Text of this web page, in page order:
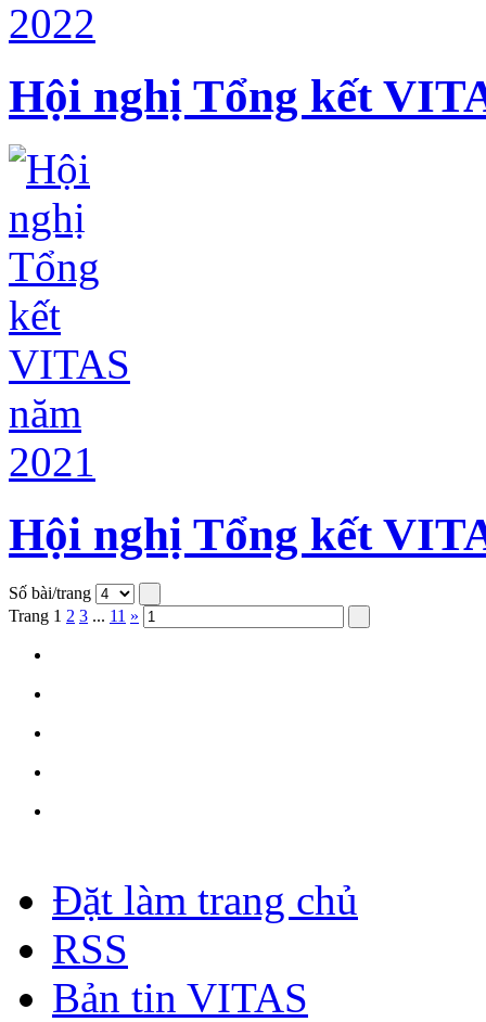
Hội nghị Tổng kết
Hội nghị Tổng kết
Số bài/trang
Trang 1 2 3 ... 11 »
Đặt làm trang chủ
RSS
Bản tin VITAS